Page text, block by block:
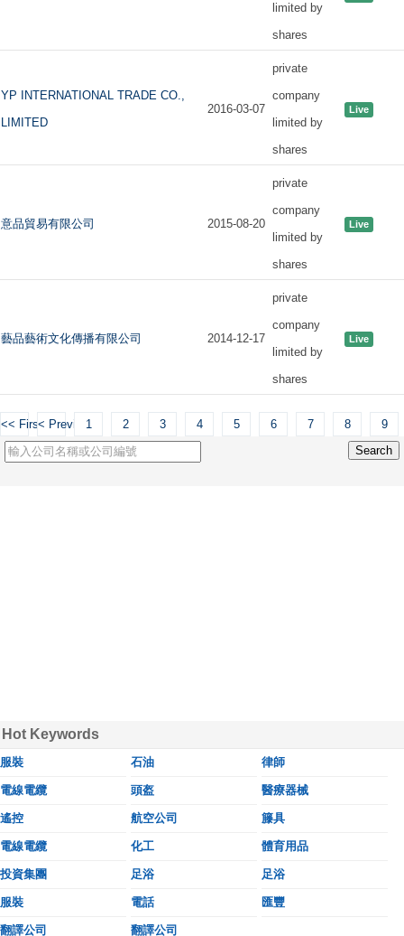
limited by
shares
YP INTERNATIONAL TRADE CO.,
LIMITED
2016-03-07
private
company
limited by
shares
Live
意品貿易有限公司 2015-08-20
private
company
limited by
shares
Live
藝品藝術文化傳播有限公司 2014-12-17
private
company
limited by
shares
Live
<< First< Previous1 2 3 4 5 6 7 8 9
Hot Keywords
服裝 石油 律師
電線電纜 頭盔 醫療器械
遙控 航空公司 籐具
電線電纜 化工 體育用品
投資集團 足浴 足浴
服裝 電話 匯豐
翻譯公司 翻譯公司